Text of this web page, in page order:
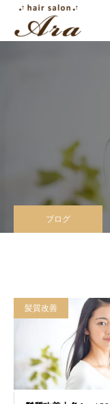
ブログ
髪質改善